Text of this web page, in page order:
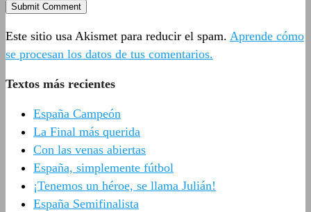
Este sitio usa Akismet para reducir el spam. Aprende cómo
se procesan los datos de tus comentarios.
Textos más recientes
España Campeón
La Final más querida
Con las venas abiertas
España, simplemente fútbol
¡Tenemos un héroe, se llama Julián!
España Semifinalista